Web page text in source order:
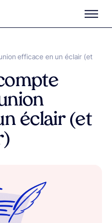
efficace en un éclair (et
éclair (et